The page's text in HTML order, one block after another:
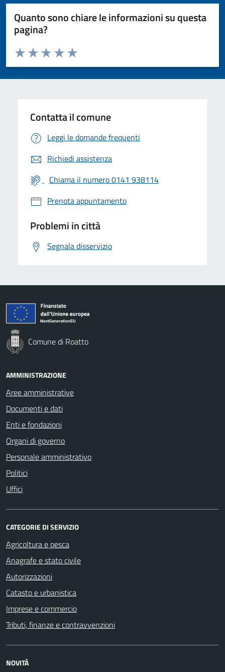
Quanto sono chiare le informazioni su questa
pagina?
Valuta da 1 a 5 stelle la pagina
Valuta 5 stelle su 5
Valuta 4 stelle su 5
Valuta 3 stelle su 5
Valuta 2 stelle su 5
Valuta 1 stelle su 5
Contatta il comune
Leggi le domande frequenti
Richiedi assistenza
Chiama il numero 0141 938114
Prenota appuntamento
Problemi in città
Segnala disservizio
Comune di Roatto
AMMINISTRAZIONE
Aree amministrative
Documenti e dati
Enti e fondazioni
Organi di governo
Personale amministrativo
Politici
Uffici
CATEGORIE DI SERVIZIO
Agricoltura e pesca
Anagrafe e stato civile
Autorizzazioni
Catasto e urbanistica
Imprese e commercio
Tributi, finanze e contravvenzioni
NOVITÀ